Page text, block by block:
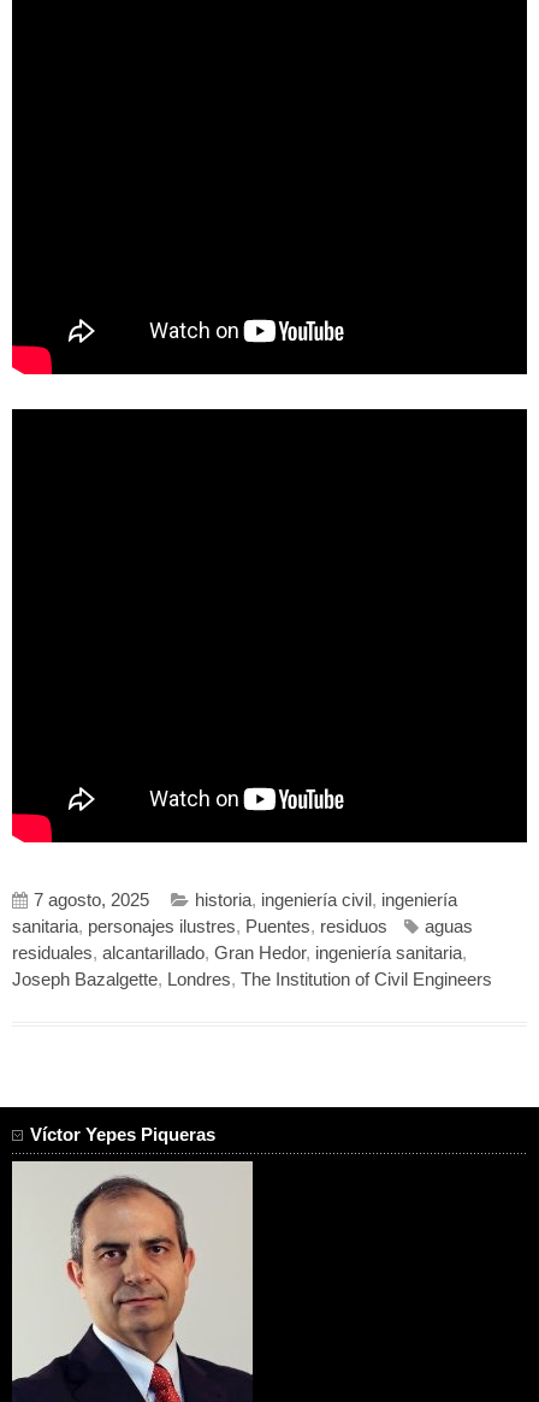
7 agosto, 2025 historia, ingeniería civil , ingeniería
sanitaria, personajes ilustres, Puentes, residuos
aguas
residuales, alcantarillado, Gran Hedor, ingeniería sanitaria,
Joseph Bazalgette, Londres, The Institution of Civil Engineers
Víctor Yepes Piqueras